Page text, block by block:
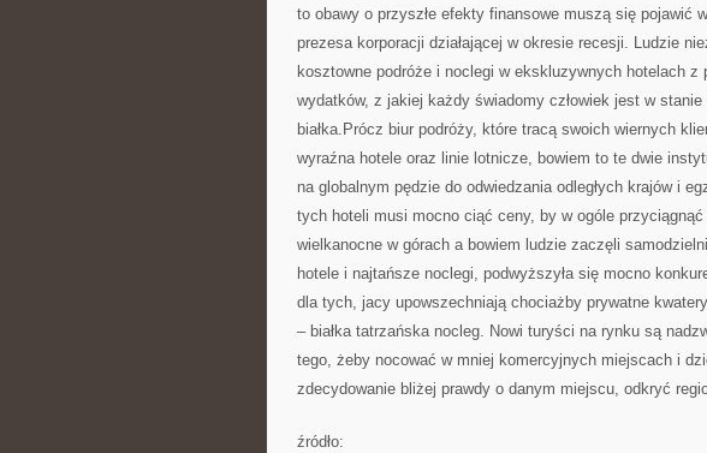
to obawy o przyszłe efekty finansowe muszą się pojawić
prezesa korporacji działającej w okresie recesji. Ludzie
kosztowne podróże i noclegi w ekskluzywnych hotelach
wydatków, z jakiej każdy świadomy człowiek jest w
białka.Prócz biur podróży, które tracą swoich wiernych
wyraźna hotele oraz linie lotnicze, bowiem to te dwie
na globalnym pędzie do odwiedzania odległych krajów i
tych hoteli musi mocno ciąć ceny, by w ogóle
wielkanocne w górach a bowiem ludzie zaczęli
hotele i najtańsze noclegi, podwyższyła się mocno
dla tych, jacy upowszechniają chociażby prywatne
– białka tatrzańska nocleg. Nowi turyści na rynku są
tego, żeby nocować w mniej komercyjnych miejscach i
zdecydowanie bliżej prawdy o danym miejscu, odkryć
źródło: